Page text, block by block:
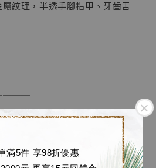
滿5件 享98折優惠
紋理，半透手腳指甲、牙齒舌
3280)